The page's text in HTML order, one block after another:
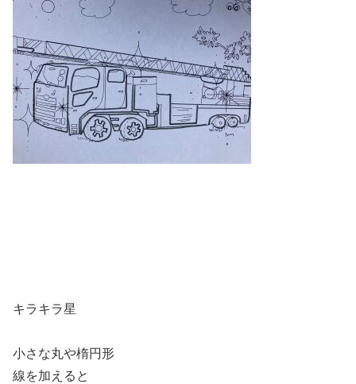
キラキラ星
小さな丸や楕円形
線を加えると